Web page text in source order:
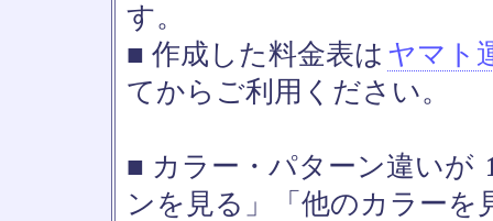
す。
■ 作成した料金表は ヤマト
てからご利用ください。
■ カラー・パターン違いが
ンを見る」「他のカラー